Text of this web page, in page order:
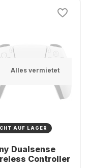
Alles vermietet
AUF LAGER
Dualsense
Controller